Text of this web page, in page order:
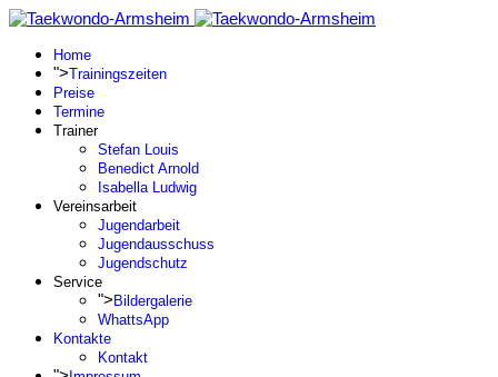
Home
">Trainingszeiten
Preise
Termine
Trainer
Stefan Louis
Benedict Arnold
Isabella Ludwig
Vereinsarbeit
Jugendarbeit
Jugendausschuss
Jugendschutz
Service
"> Bildergalerie
WhattsApp
Kontakte
Kontakt